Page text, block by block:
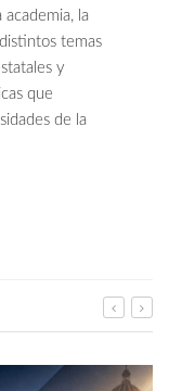
la
temas
y
que
de la